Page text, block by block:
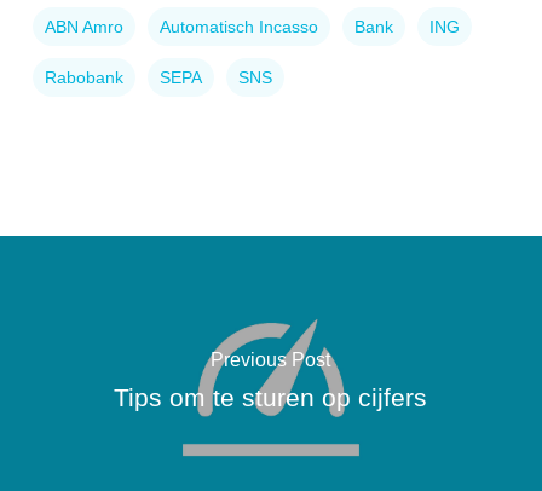
ABN Amro Automatisch Incasso Bank ING
Rabobank SEPA SNS
Previous Post
Tips om te sturen op cijfers